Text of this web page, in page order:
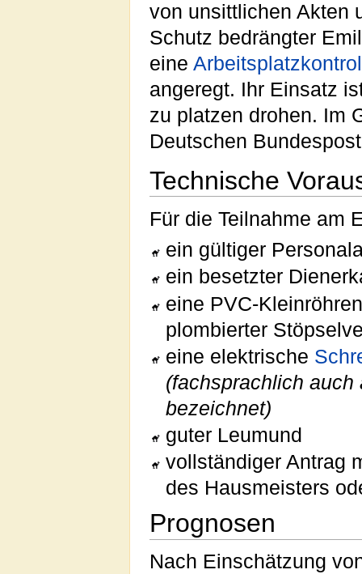
von unsittlichen Akten
Schutz bedrängter
eine
angeregt. Ihr Einsatz
zu platzen drohen. Im
Deutschen
Technische
Für die Teilnahme am
ein gültiger
ein besetzter
eine PVC-
plombierter
eine elektrische
(fachsprachlich
bezeichnet)
guter Leumund
vollständiger Antrag
des Hausmeisters
Prognosen
Nach Einschätzung